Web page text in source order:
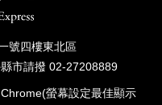
號四樓東北區
市請撥 02-27208889
螢幕設定最佳顯示